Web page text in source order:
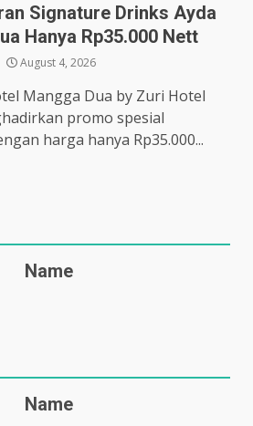
Signature Drinks Ayda
Hanya Rp35.000 Nett
August 4, 2026
Mangga Dua by Zuri Hotel
promo spesial
harga hanya Rp35.000...
Name
Name